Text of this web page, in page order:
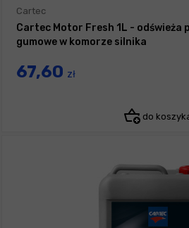
Cartec
Cartec Motor Fresh 1L - odświeża
gumowe w komorze silnika
67,60 zł
do